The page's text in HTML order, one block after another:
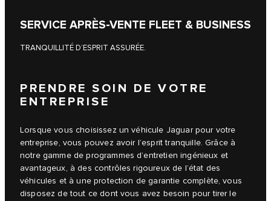
SERVICE APRÈS-VENTE FLEET & BUSINESS
TRANQUILLITÉ D’ESPRIT ASSURÉE.
PRENDRE SOIN DE VOTRE
ENTREPRISE
Lorsque vous choisissez un véhicule Jaguar pour votre
entreprise, vous pouvez avoir l’esprit tranquille. Grâce à
notre gamme de programmes d’entretien ingénieux et
avantageux, à des contrôles rigoureux de l’état des
véhicules et à une protection de garantie complète, vous
disposez de tout ce dont vous avez besoin pour tirer le